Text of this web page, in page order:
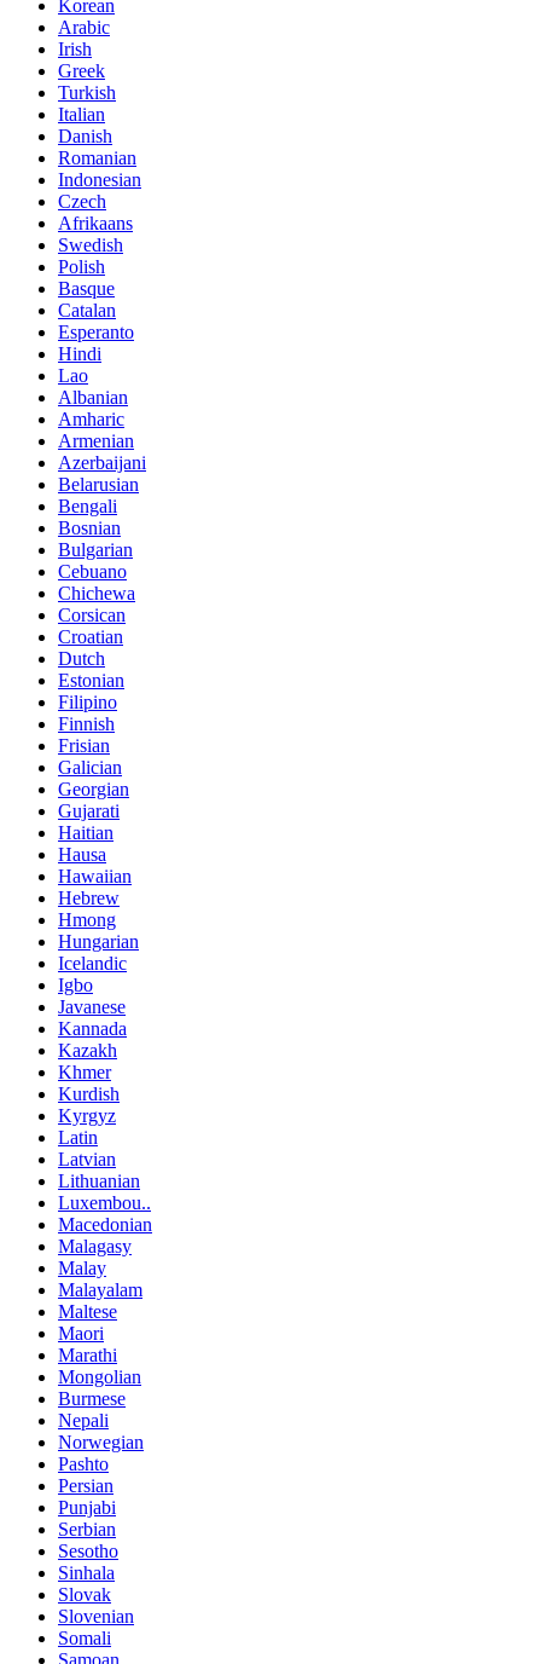
Korean
Arabic
Irish
Greek
Turkish
Italian
Danish
Romanian
Indonesian
Czech
Afrikaans
Swedish
Polish
Basque
Catalan
Esperanto
Hindi
Lao
Albanian
Amharic
Armenian
Azerbaijani
Belarusian
Bengali
Bosnian
Bulgarian
Cebuano
Chichewa
Corsican
Croatian
Dutch
Estonian
Filipino
Finnish
Frisian
Galician
Georgian
Gujarati
Haitian
Hausa
Hawaiian
Hebrew
Hmong
Hungarian
Icelandic
Igbo
Javanese
Kannada
Kazakh
Khmer
Kurdish
Kyrgyz
Latin
Latvian
Lithuanian
Luxembou..
Macedonian
Malagasy
Malay
Malayalam
Maltese
Maori
Marathi
Mongolian
Burmese
Nepali
Norwegian
Pashto
Persian
Punjabi
Serbian
Sesotho
Sinhala
Slovak
Slovenian
Somali
Samoan